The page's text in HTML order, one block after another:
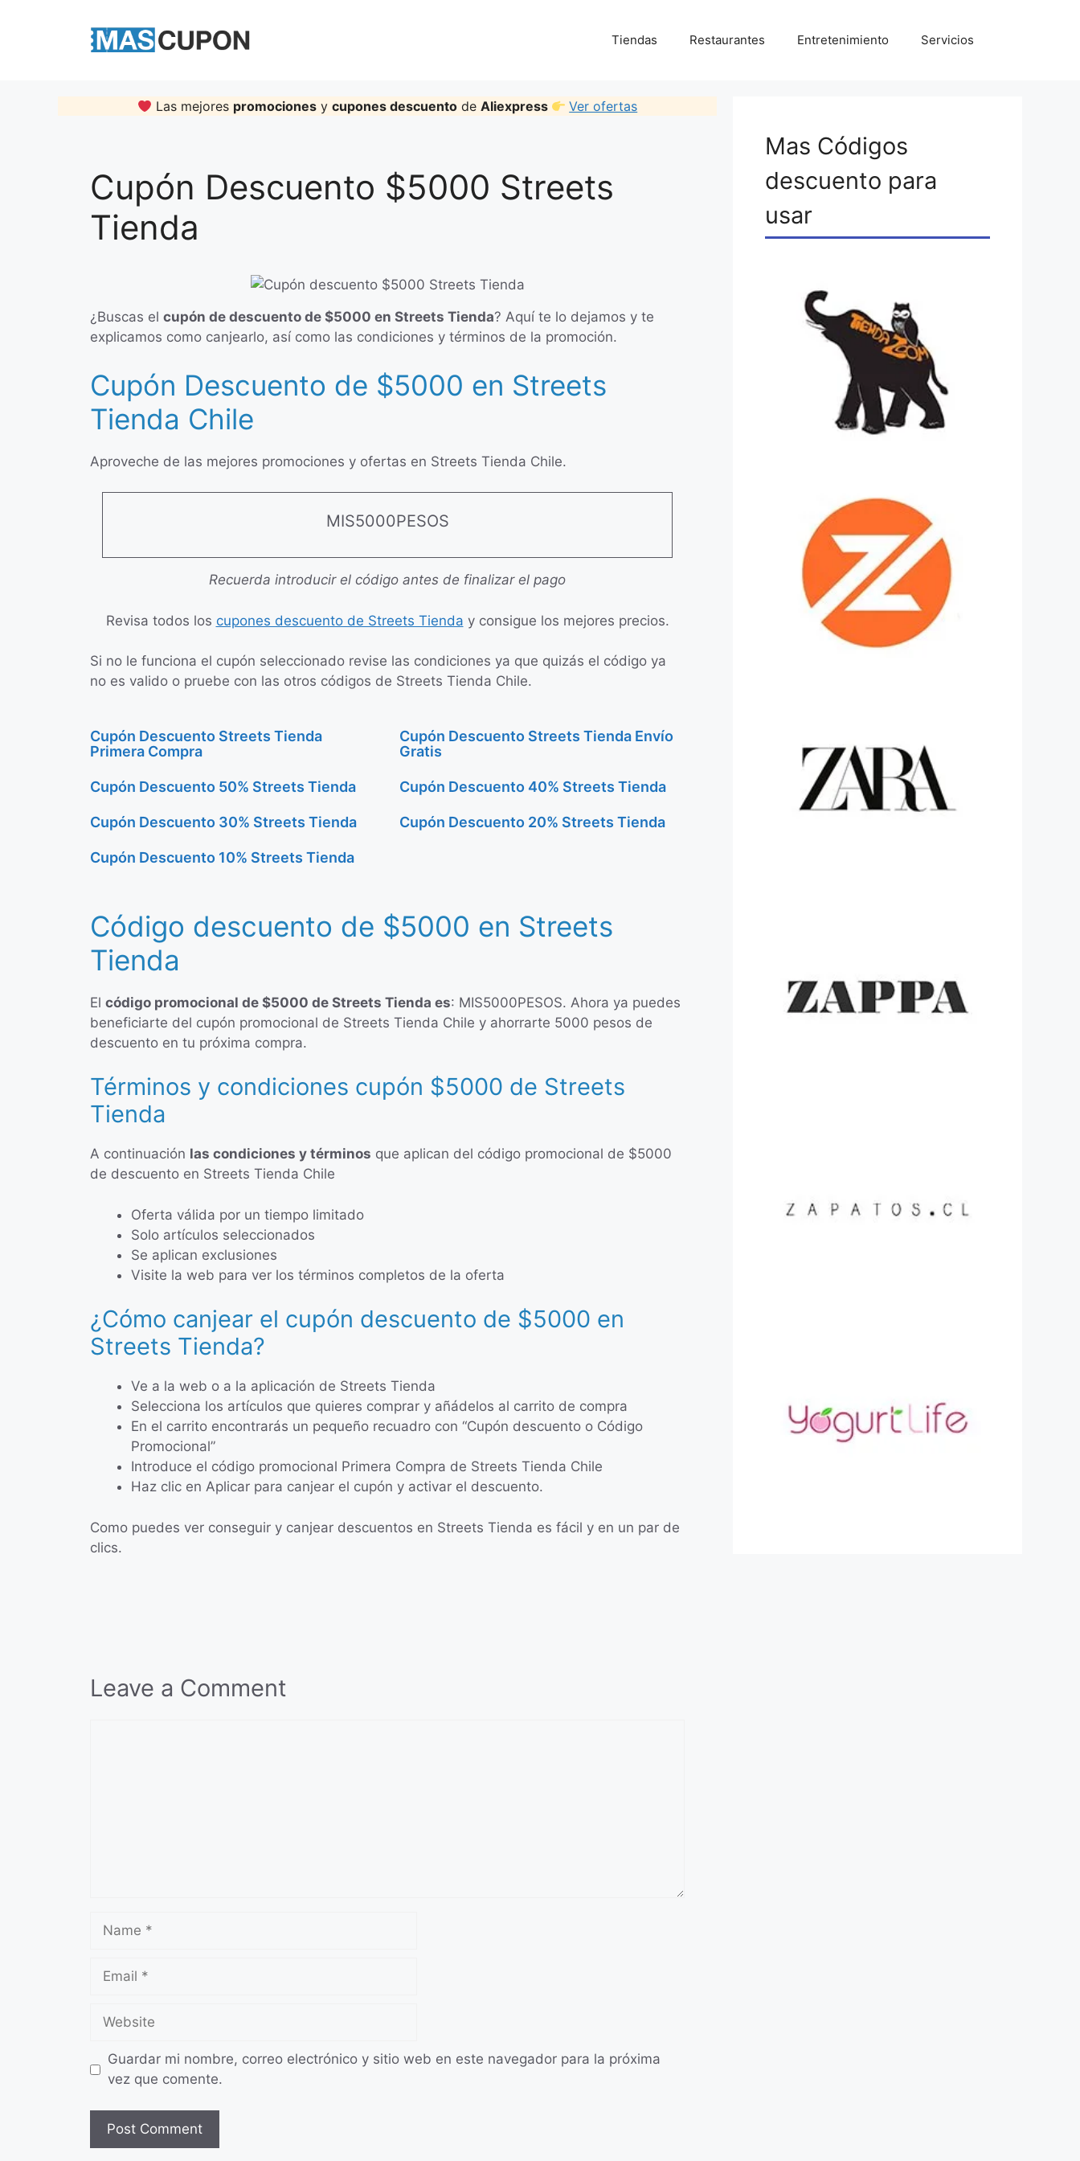
Tiendas Restaurantes Entretenimiento Servicios
Las mejores promociones y cupones descuento de Aliexpress Ver ofertas
Cupón Descuento $5000 Streets
Tienda
¿Buscas el cupón de descuento de $5000 en Streets Tienda? Aquí te lo dejamos y te
explicamos como canjearlo, así como las condiciones y términos de la promoción.
Cupón Descuento de $5000 en Streets
Tienda Chile
Aproveche de las mejores promociones y ofertas en Streets Tienda Chile.
MIS5000PESOS
Recuerda introducir el código antes de finalizar el pago
Revisa todos los cupones descuento de Streets Tienda y consigue los mejores precios.
Si no le funciona el cupón seleccionado revise las condiciones ya que quizás el código ya
no es valido o pruebe con las otros códigos de Streets Tienda Chile.
Cupón Descuento Streets Tienda
Primera Compra
Cupón Descuento Streets Tienda Envío
Gratis
Cupón Descuento 50% Streets Tienda Cupón Descuento 40% Streets Tienda
Cupón Descuento 30% Streets Tienda Cupón Descuento 20% Streets Tienda
Cupón Descuento 10% Streets Tienda
Código descuento de $5000 en Streets
Tienda
El código promocional de $5000 de Streets Tienda es: MIS5000PESOS. Ahora ya puedes
beneficiarte del cupón promocional de Streets Tienda Chile y ahorrarte 5000 pesos de
descuento en tu próxima compra.
Términos y condiciones cupón $5000 de Streets
Tienda
A continuación las condiciones y términos que aplican del código promocional de $5000
de descuento en Streets Tienda Chile
Oferta válida por un tiempo limitado
Solo artículos seleccionados
Se aplican exclusiones
Visite la web para ver los términos completos de la oferta
¿Cómo canjear el cupón descuento de $5000 en
Streets Tienda?
Ve a la web o a la aplicación de Streets Tienda
Selecciona los artículos que quieres comprar y añádelos al carrito de compra
En el carrito encontrarás un pequeño recuadro con “Cupón descuento o Código
Promocional”
Introduce el código promocional Primera Compra de Streets Tienda Chile
Haz clic en Aplicar para canjear el cupón y activar el descuento.
Como puedes ver conseguir y canjear descuentos en Streets Tienda es fácil y en un par de
clics.
Leave a Comment
Name
Email
Website
Guardar mi nombre, correo electrónico y sitio web en este navegador para la próxima
vez que comente.
Mas Códigos
descuento para
usar